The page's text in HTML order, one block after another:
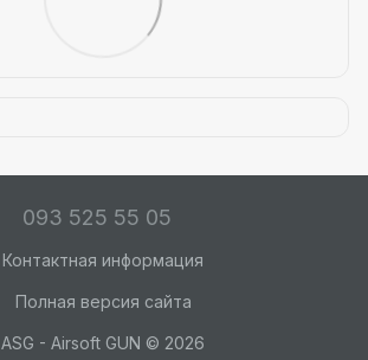
093 525 55 05
Контактная информация
Полная версия сайта
ASG - Airsoft GUN © 2026